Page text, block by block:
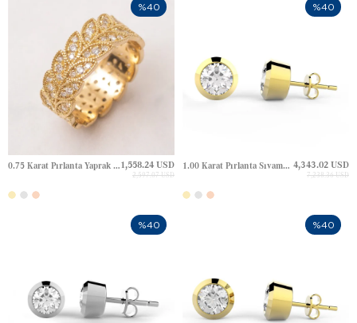
0.75 Karat Pırlanta Yaprak Tamtur Altın Yüzük1,558.24 USD
2,597.07 USD
%40
1.00 Karat Pırlanta Sıvama Tektaş Altın Küpe 4,343.02 USD
7,238.36 USD
%40
%40 %40